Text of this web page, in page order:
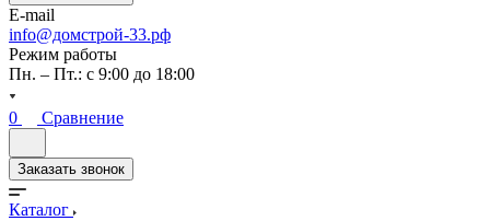
E-mail
info@домстрой-33.рф
Режим работы
Пн. – Пт.: с 9:00 до 18:00
0 Сравнение
Заказать звонок
Каталог